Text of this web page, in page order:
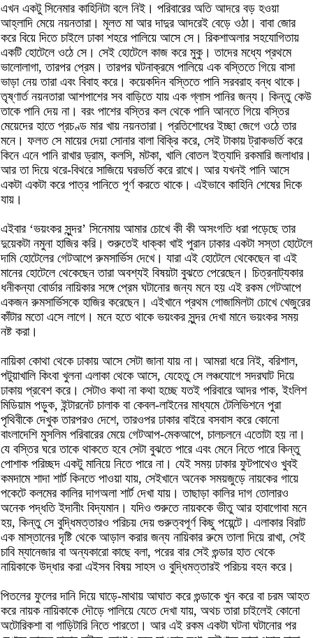
এখন একটু সিনেমার কাহিনিটা বলে নিই। পরিবারের অতি আদরে বড় হওয়া
আহ্লাদি মেয়ে নয়নতারা। মূলত মা আর দাদুর আদরেই বেড়ে ওঠা। বাবা জোর
করে বিয়ে দিতে চাইলে ঢাকা শহরে পালিয়ে আসে সে। রিকশাঅলার সহযোগিতায়
একটি হোটেলে ওঠে সে। সেই হোটেলে কাজ করে মুকু। তাদের মধ্যে প্রথমে
ভালোলাগা, তারপর প্রেম। তারপর ঘটনাক্রমে পালিয়ে এক বস্তিতে গিয়ে বাসা
ভাড়া নেয় তারা এবং বিবাহ করে। কয়েকদিন বস্তিতে পানি সরবরাহ বন্ধ থাকে।
তৃষ্ণার্ত নয়নতারা আশপাশের সব বাড়িতে যায় এক গ্লাস পানির জন্য। কিন্তু কেউ
তাকে পানি দেয় না। বরং পাশের বস্তির কল থেকে পানি আনতে গিয়ে বস্তির
মেয়েদের হাতে প্রচণ্ড মার খায় নয়নতারা। প্রতিশোধের ইচ্ছা জেগে ওঠে তার
মনে। ফলত সে মায়ের দেয়া সোনার বালা বিক্রি করে, সেই টাকায় ট্রাকভর্তি করে
কিনে এনে পানি রাখার ড্রাম, কলসি, মটকা, খালি বোতল ইত্যাদি রকমারি জলাধার।
আর তা দিয়ে থরে-বিথরে সাজিয়ে ঘরভর্তি করে রাখে। আর যখনই পানি আসে
একটা একটা করে পাত্র পানিতে পূর্ণ করতে থাকে। এইভাবে কাহিনি শেষের দিকে
যায়।
এইবার ‘ভয়ংকর সুন্দর’ সিনেমায় আমার চোখে কী কী অসংগতি ধরা পড়েছে তার
দুয়েকটা নমুনা হাজির করি। শুরুতেই ধাক্কা খাই পুরান ঢাকার একটা সস্তা হোটেলে
দামি হোটেলের গেটআপে রুমসার্ভিস দেখে। যারা এই হোটেলে থেকেছেন বা এই
মানের হোটেলে থেকেছেন তারা অবশ্যই বিষয়টা বুঝতে পেরেছেন। চিত্রনাট্যকার
ধনীকন্যা বোর্ডার নায়িকার সঙ্গে প্রেম ঘটানোর জন্য মনে হয় এই রকম গেটআপে
একজন রুমসার্ভিসকে হাজির করেছেন। এইখানে প্রথম গোজামিলটা চোখে খেজুরের
কাঁটার মতো এসে লাগে। মনে হতে থাকে ভয়ংকর সুন্দর দেখা মানে ভয়ংকর সময়
নষ্ট করা।
নায়িকা কোথা থেকে ঢাকায় আসে সেটা জানা যায় না। আমরা ধরে নিই, বরিশাল,
পটুয়াখালি কিংবা খুলনা এলাকা থেকে আসে, যেহেতু সে লঞ্চযোগে সদরঘাট দিয়ে
ঢাকায় প্রবেশ করে। সেটাও কথা না কথা হচ্ছে যতই পরিবারে আদর পাক, ইংলিশ
মিডিয়াম পড়ুক, ইন্টারনেট চালাক বা কেবল-লাইনের মাধ্যমে টেলিভিশনে পুরা
পৃথিবীকে দেখুক তারপরও দেশে, তারওপর ঢাকার বাইরে বসবাস করে কোনো
বাংলাদেশি মুসলিম পরিবারের মেয়ে গেটআপ-মেকআপে, চালচলনে এতোটা হয় না।
যে বস্তির ঘরে তাকে থাকতে হবে সেটা বুঝতে পারে এবং মেনে নিতে পারে কিন্তু
পোশাক পরিচ্ছদ একটু মানিয়ে নিতে পারে না। যেই সময় ঢাকার ফুটপাথেও খুবই
কমদামে শাদা শার্ট কিনতে পাওয়া যায়, সেইখানে অনেক সময়জুড়ে নায়কের গায়ে
পকেটে কলমের কালির দাগঅলা শার্ট দেখা যায়। তাছাড়া কালির দাগ তোলারও
অনেক পদ্ধতি ইদানীং বিদ্যমান। যদিও শুরুতে নায়ককে ভীতু আর হাবাগোবা মনে
হয়, কিন্তু সে বুদ্ধিমত্তারও পরিচয় দেয় গুরুত্বপূর্ণ কিছু পয়েন্টে। এলাকার বিরাট
এক মাস্তানের দৃষ্টি থেকে আড়াল করার জন্য নায়িকার রুমে তালা দিয়ে রাখা, সেই
চাবি ম্যানেজার বা অন্যকারো কাছে বলা, পরের বার সেই গুন্ডার হাত থেকে
নায়িকাকে উদ্ধার করা এইসব বিষয় সাহস ও বুদ্ধিমত্তারই পরিচয় বহন করে।
পিতলের ফুলের দানি দিয়ে ঘাড়ে-মাথায় আঘাত করে গুন্ডাকে খুন করে বা চরম আহত
করে নায়ক নায়িকাকে দৌড়ে পালিয়ে যেতে দেখা যায়, অথচ তারা চাইলেই কোনো
অটোরিকশা বা গাড়িটারি নিতে পারতো। আর এই রকম একটা ঘটনা ঘটানোর পর